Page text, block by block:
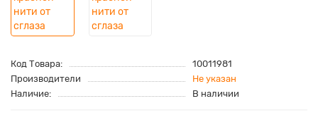
Код Товара:
10011981
Производители
Не указан
Наличие:
В наличии